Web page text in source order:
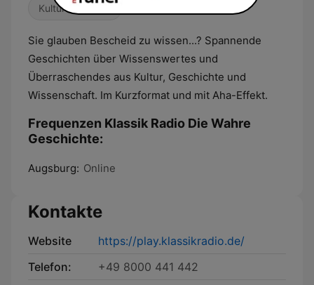
Kultur & Bildung
Sie glauben Bescheid zu wissen...? Spannende
Geschichten über Wissenswertes und
Überraschendes aus Kultur, Geschichte und
Wissenschaft. Im Kurzformat und mit Aha-Effekt.
Frequenzen Klassik Radio Die Wahre
Geschichte:
Augsburg: Online
Kontakte
Website
https://play.klassikradio.de/
Telefon:
+49 8000 441 442